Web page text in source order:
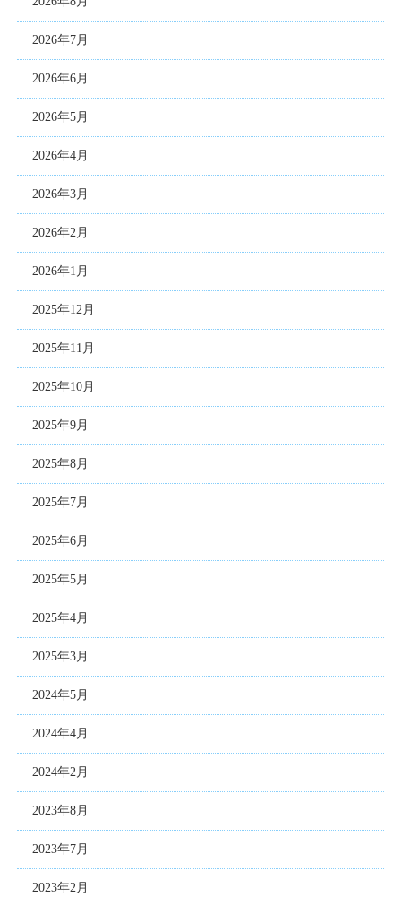
2026年7月
2026年6月
2026年5月
2026年4月
2026年3月
2026年2月
2026年1月
2025年12月
2025年11月
2025年10月
2025年9月
2025年8月
2025年7月
2025年6月
2025年5月
2025年4月
2025年3月
2024年5月
2024年4月
2024年2月
2023年8月
2023年7月
2023年2月